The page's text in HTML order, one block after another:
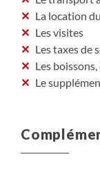
La location
Les visites
Les taxes de
Les
Le